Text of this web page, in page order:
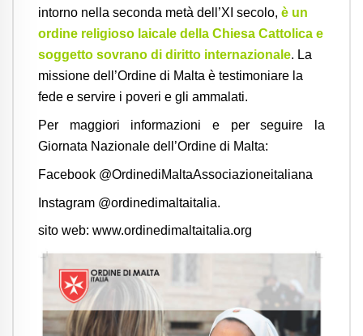
intorno nella seconda metà dell’XI secolo, è un
ordine religioso laicale della Chiesa Cattolica e
soggetto sovrano di diritto internazionale. La
missione dell’Ordine di Malta è testimoniare la
fede e servire i poveri e gli ammalati.
Per maggiori informazioni e per seguire la
Giornata Nazionale dell’Ordine di Malta:
Facebook @OrdinediMaltaAssociazioneitaliana
Instagram @ordinedimaltaitalia.
sito web: www.ordinedimaltaitalia.org